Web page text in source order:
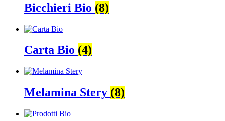
Bicchieri Bio (8)
Carta Bio (4)
Melamina Stery (8)